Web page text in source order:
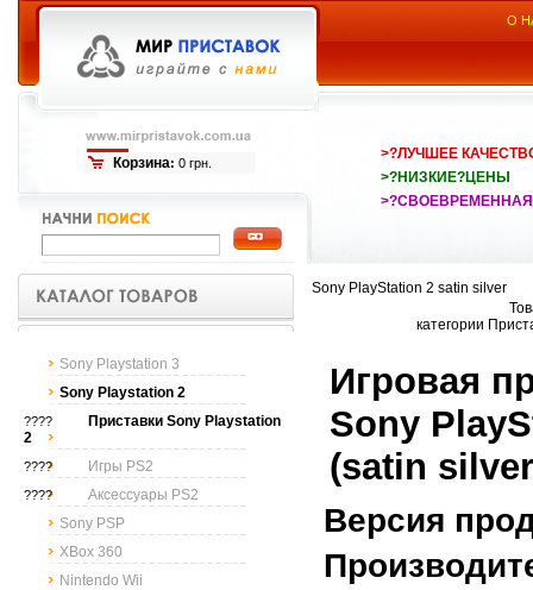
Корзина: 0 грн.
О
>?ЛУЧШЕЕ
>?НИЗКИЕ?ЦЕНЫ
Sony Playstation 3
Sony Playstation 2
????
Приставки Sony Playstation
2
???? Игры PS2
????
Аксессуары PS2
Sony PSP
XBox 360
Nintendo Wii
Sony PlayStation 2 satin silver
категории
Игровая
Sony
(satin
Версия